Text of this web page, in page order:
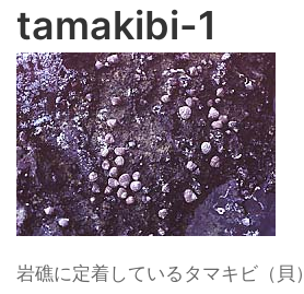
tamakibi-1
岩礁に定着しているタマキビ（貝）